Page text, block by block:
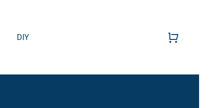
DIY